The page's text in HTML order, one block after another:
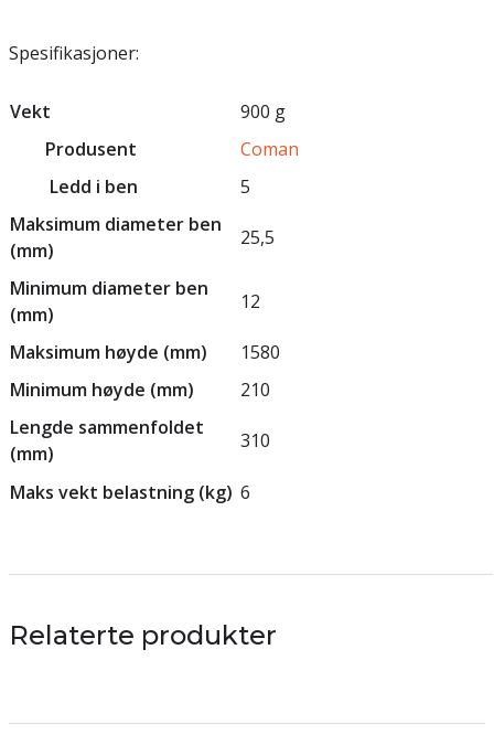
Spesifikasjoner:
Vekt
900 g
Produsent
Coman
Ledd i ben
5
Maksimum diameter ben
(mm)
25,5
Minimum diameter ben
(mm)
12
Maksimum høyde (mm)
1580
Minimum høyde (mm)
210
Lengde sammenfoldet
(mm)
310
Maks vekt belastning (kg) 6
Relaterte produkter